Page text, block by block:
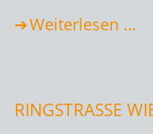
Weiterlesen …
RINGSTRASSE